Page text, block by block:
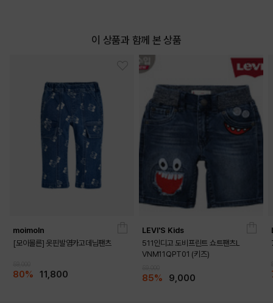
이 상품과 함께 본 상품
moimoln
[모이몰른] 옷핀발염카고데님팬츠
80% 11,800
LEVI'S Kids
511인디고 도비프린트 쇼트팬츠L
VNM11QPT01 (키즈)
85% 9,000